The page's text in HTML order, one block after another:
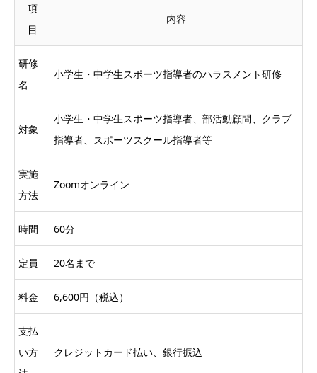
項
目
内容
研修
名
小学生・中学生スポーツ指導者のハラスメント研修
対象
小学生・中学生スポーツ指導者、部活動顧問、クラブ
指導者、スポーツスクール指導者等
実施
方法
Zoomオンライン
時間 60分
定員 20名まで
料金 6,600円（税込）
支払
い方
クレジットカード払い、銀行振込